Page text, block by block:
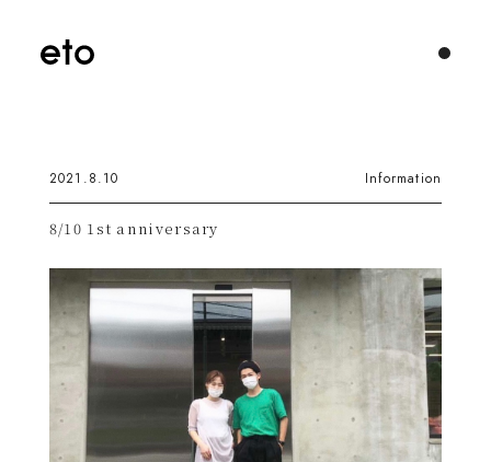
2021.8.10 Information
8/10 1st anniversary